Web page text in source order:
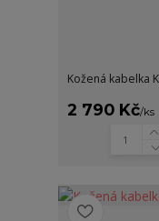
Kožená kabelka
2 790 Kč/ks